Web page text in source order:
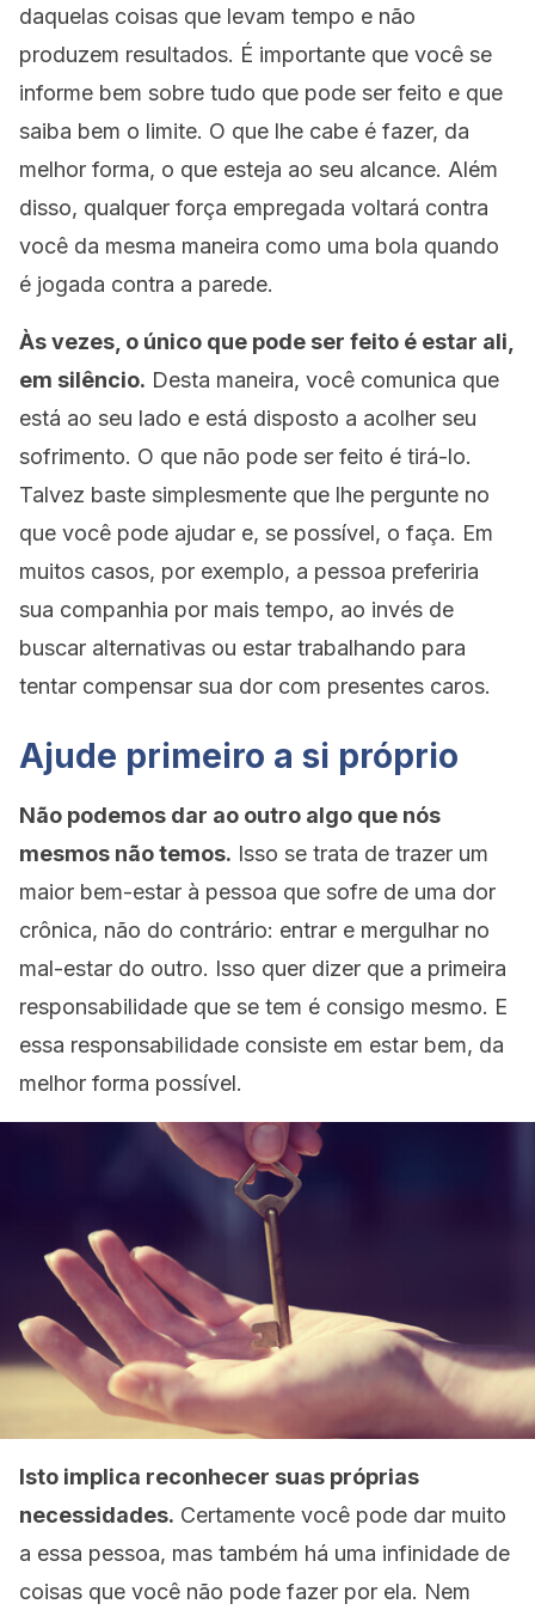
daquelas coisas que levam tempo e não
produzem resultados. É importante que você se
informe bem sobre tudo que pode ser feito e que
saiba bem o limite. O que lhe cabe é fazer, da
melhor forma, o que esteja ao seu alcance. Além
disso, qualquer força empregada voltará contra
você da mesma maneira como uma bola quando
é jogada contra a parede.
Às vezes, o único que pode ser feito é estar ali,
em silêncio. Desta maneira, você comunica que
está ao seu lado e está disposto a acolher seu
sofrimento. O que não pode ser feito é tirá-lo.
Talvez baste simplesmente que lhe pergunte no
que você pode ajudar e, se possível, o faça. Em
muitos casos, por exemplo, a pessoa preferiria
sua companhia por mais tempo, ao invés de
buscar alternativas ou estar trabalhando para
tentar compensar sua dor com presentes caros.
Ajude primeiro a si próprio
Não podemos dar ao outro algo que nós
mesmos não temos. Isso se trata de trazer um
maior bem-estar à pessoa que sofre de uma dor
crônica, não do contrário: entrar e mergulhar no
mal-estar do outro. Isso quer dizer que a primeira
responsabilidade que se tem é consigo mesmo. E
essa responsabilidade consiste em estar bem, da
melhor forma possível.
Isto implica reconhecer suas próprias
necessidades. Certamente você pode dar muito
a essa pessoa, mas também há uma infinidade de
coisas que você não pode fazer por ela. Nem